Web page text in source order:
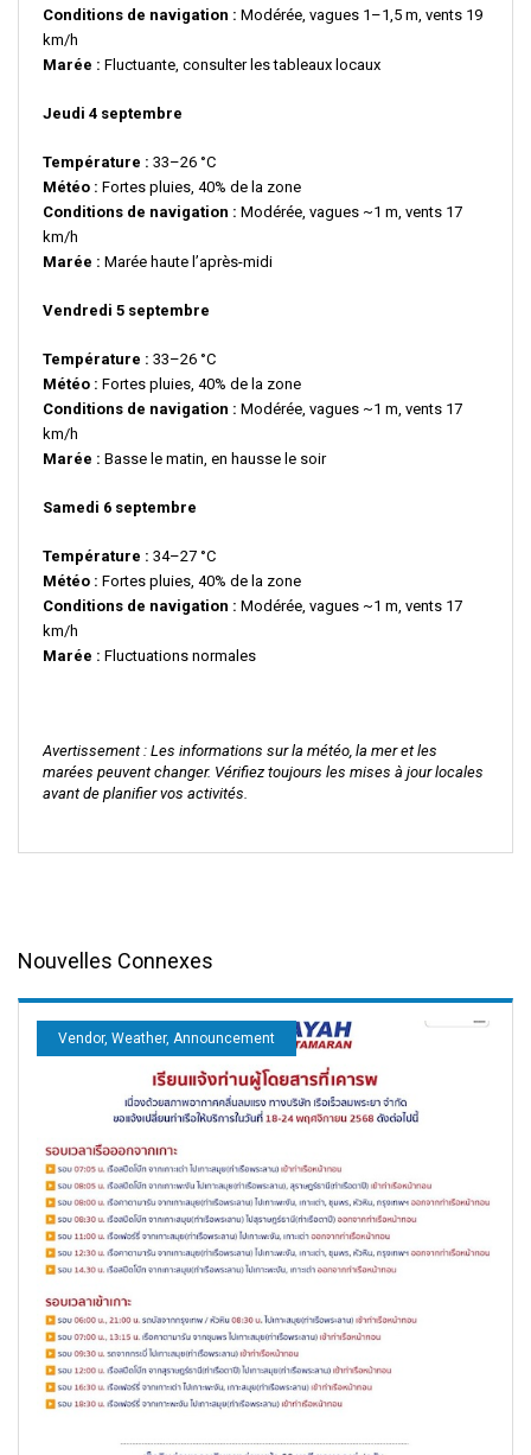
Conditions de navigation : Modérée, vagues 1–1,5 m, vents 19
km/h
Marée : Fluctuante, consulter les tableaux locaux
Jeudi 4 septembre
Température : 33–26 °C
Météo : Fortes pluies, 40% de la zone
Conditions de navigation : Modérée, vagues ~1 m, vents 17
km/h
Marée : Marée haute l’après-midi
Vendredi 5 septembre
Température : 33–26 °C
Météo : Fortes pluies, 40% de la zone
Conditions de navigation : Modérée, vagues ~1 m, vents 17
km/h
Marée : Basse le matin, en hausse le soir
Samedi 6 septembre
Température : 34–27 °C
Météo : Fortes pluies, 40% de la zone
Conditions de navigation : Modérée, vagues ~1 m, vents 17
km/h
Marée : Fluctuations normales
Avertissement : Les informations sur la météo, la mer et les
marées peuvent changer. Vérifiez toujours les mises à jour locales
avant de planifier vos activités.
Nouvelles Connexes
Vendor, Weather, Announcement